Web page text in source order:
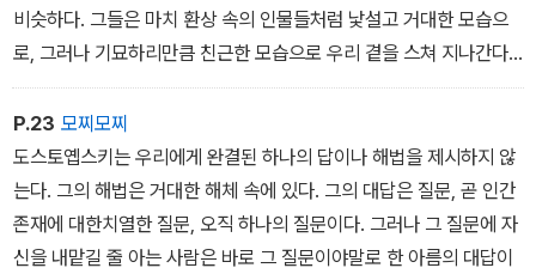
비슷하다. 그들은 마치 환상 속의 인물들처럼 낯설고 거대한 모습으
로, 그러나 기묘하리만큼 친근한 모습으로 우리 곁을 스쳐 지나간다.
마치 우리의 분신分身처럼 똑같은 방향으로 밀착해서 걷고 있기 때
문에, 우리는 자기도 모르는 사이에 혼란에 빠져 자기 걸음을 걸을 수
없게 된다. 우리는 그 인물들과 절대로 얽히고 싶지 않지만 그럴 수가
없다. 그들의 삶에 나타난 수수께끼 속에서 내 삶의 수수께끼가 나를
응시한다. 뭐라 말할 수 없는 강렬함으로 뚫어질 듯 마주본다.
당황한 우리는 묻게 된다. 지금 우리는 누구를 만나고 있는가?
P.23 모찌모찌
도스토옙스키는 우리에게 완결된 하나의 답이나 해법을 제시하지 않
는다. 그의 해법은 거대한 해체 속에 있다. 그의 대답은 질문, 곧 인간
존재에 대한치열한 질문, 오직 하나의 질문이다. 그러나 그 질문에 자
신을 내맡길 줄 아는 사람은 바로 그 질문이야말로 한 아름의 대답이